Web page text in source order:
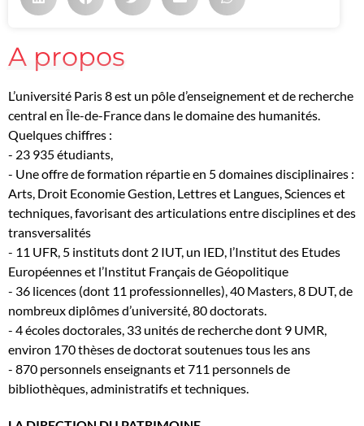
A propos
L’université Paris 8 est un pôle d’enseignement et de recherche
central en Île-de-France dans le domaine des humanités.
Quelques chiffres :
- 23 935 étudiants,
- Une offre de formation répartie en 5 domaines disciplinaires :
Arts, Droit Economie Gestion, Lettres et Langues, Sciences et
techniques, favorisant des articulations entre disciplines et des
transversalités
- 11 UFR, 5 instituts dont 2 IUT, un IED, l’Institut des Etudes
Européennes et l’Institut Français de Géopolitique
- 36 licences (dont 11 professionnelles), 40 Masters, 8 DUT, de
nombreux diplômes d’université, 80 doctorats.
- 4 écoles doctorales, 33 unités de recherche dont 9 UMR,
environ 170 thèses de doctorat soutenues tous les ans
- 870 personnels enseignants et 711 personnels de
bibliothèques, administratifs et techniques.